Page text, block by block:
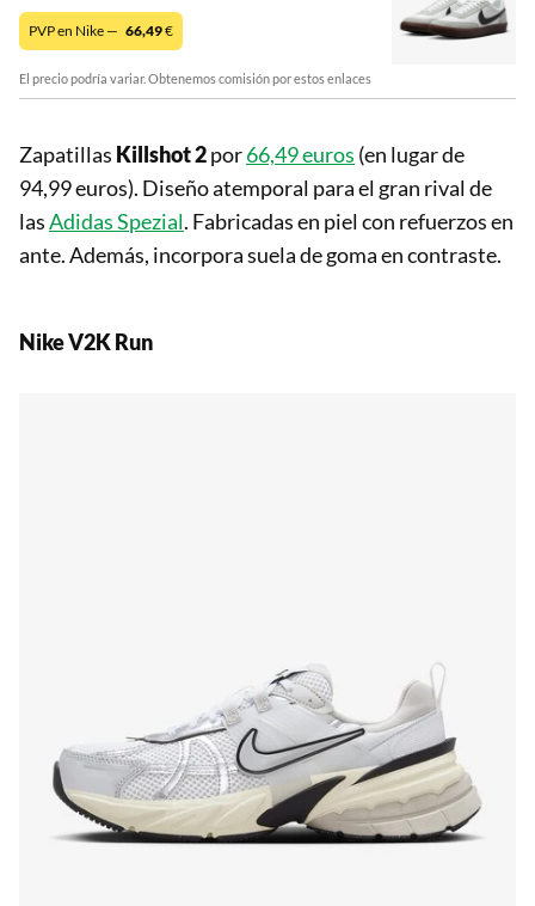
PVP en Nike — 66,49€
El precio podría variar. Obtenemos comisión por estos enlaces
Zapatillas Killshot 2por66,49 euros (en lugar de
94,99 euros). Diseño atemporal para el gran rival de
lasAdidas Spezial. Fabricadas en piel con refuerzos en
ante. Además, incorpora suela de goma en contraste.
Nike V2K Run